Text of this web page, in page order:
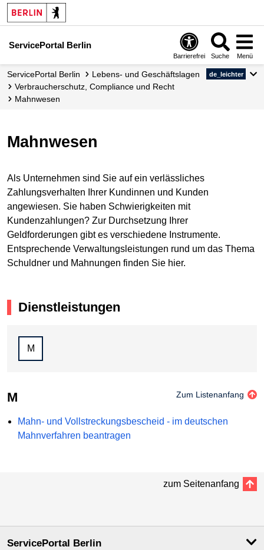
ServicePortal Berlin
Barrierefrei Suche Menü
ServicePortal Berlin
Lebens- und Geschäftslagen
Verbraucherschutz, Compliance und Recht
Mahnwesen
de_leichter
Mahnwesen
Als Unternehmen sind Sie auf ein verlässliches
Zahlungsverhalten Ihrer Kundinnen und Kunden
angewiesen. Sie haben Schwierigkeiten mit
Kundenzahlungen? Zur Durchsetzung Ihrer
Geldforderungen gibt es verschiedene Instrumente.
Entsprechende Verwaltungsleistungen rund um das Thema
Schuldner und Mahnungen finden Sie hier.
Dienstleistungen
M
M Zum Listenanfang
Mahn- und Vollstreckungsbescheid - im deutschen
Mahnverfahren beantragen
zum Seitenanfang
ServicePortal Berlin